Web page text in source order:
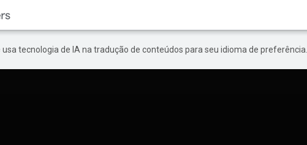
usa tecnologia de IA na tradução de conteúdos para seu idioma de